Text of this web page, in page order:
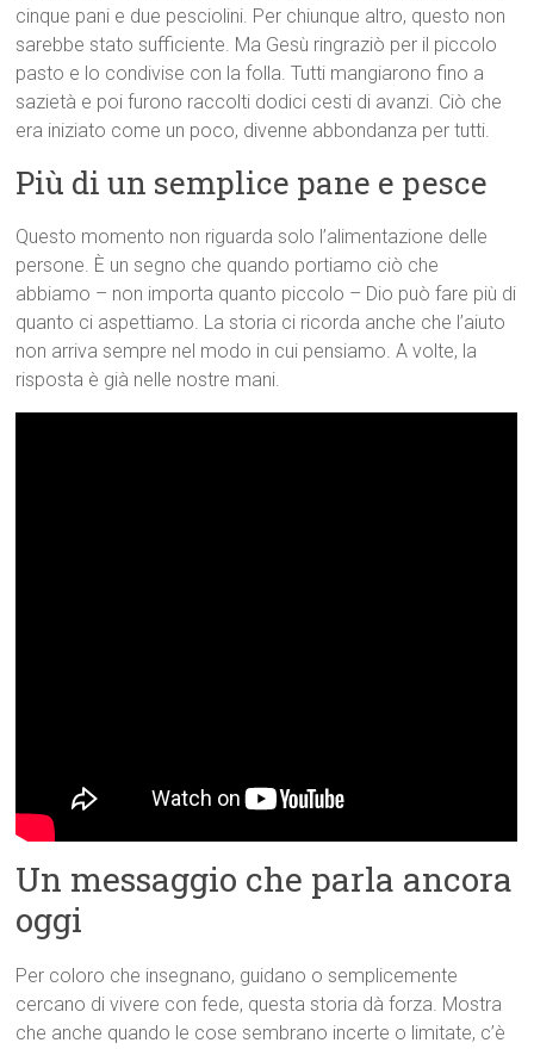
cinque pani e due pesciolini. Per chiunque altro, questo non
sarebbe stato sufficiente. Ma Gesù ringraziò per il piccolo
pasto e lo condivise con la folla. Tutti mangiarono fino a
sazietà e poi furono raccolti dodici cesti di avanzi. Ciò che
era iniziato come un poco, divenne abbondanza per tutti.
Più di un semplice pane e pesce
Questo momento non riguarda solo l’alimentazione delle
persone. È un segno che quando portiamo ciò che
abbiamo – non importa quanto piccolo – Dio può fare più di
quanto ci aspettiamo. La storia ci ricorda anche che l’aiuto
non arriva sempre nel modo in cui pensiamo. A volte, la
risposta è già nelle nostre mani.
Un messaggio che parla ancora
oggi
Per coloro che insegnano, guidano o semplicemente
cercano di vivere con fede, questa storia dà forza. Mostra
che anche quando le cose sembrano incerte o limitate, c’è